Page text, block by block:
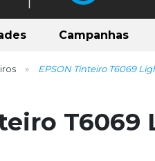
Campanhas
EPSON Tinteiro T6069